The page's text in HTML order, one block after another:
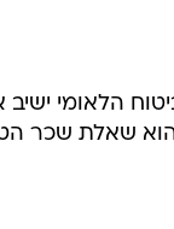
הלאומי
שאלת שכר